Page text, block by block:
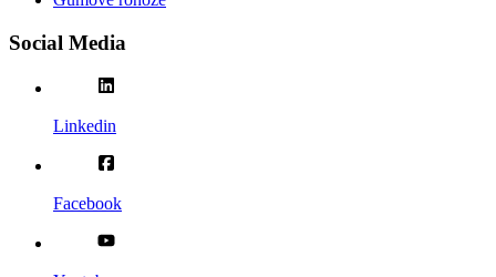
Social Media
Linkedin
Facebook